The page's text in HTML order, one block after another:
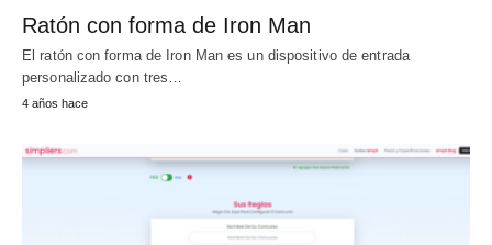
Ratón con forma de Iron Man
El ratón con forma de Iron Man es un dispositivo de entrada
personalizado con tres…
4 años hace